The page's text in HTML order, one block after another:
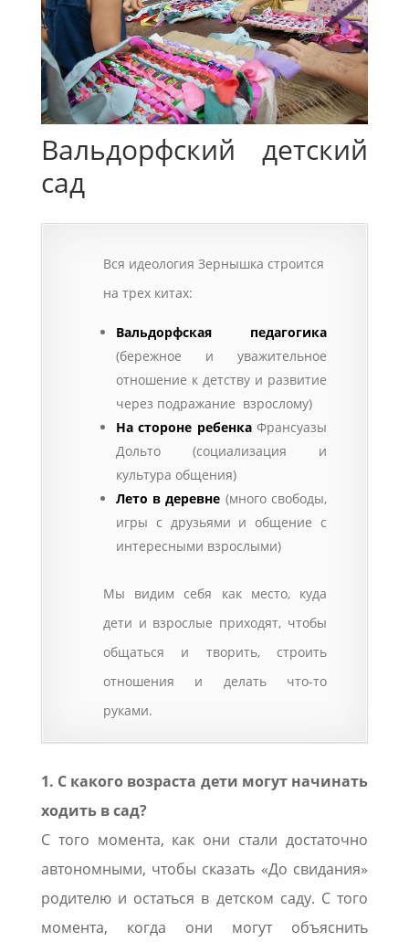
Вальдорфский детский
сад
Вся идеология Зернышка строится
на трех китах:
Вальдорфская педагогика
(бережное и уважительное
отношение к детству и развитие
через подражание взрослому)
На стороне ребенкаФрансуазы
Дольто (социализация и
культура общения)
Лето в деревне (много свободы,
игры с друзьями и общение с
интересными взрослыми)
Мы видим себя как место, куда
дети и взрослые приходят, чтобы
общаться и творить, строить
отношения и делать что-то
руками.
1. С какого возраста дети могут начинать
ходить в сад?
С того момента, как они стали достаточно
автономными, чтобы сказать «До свидания»
родителю и остаться в детском саду. С того
момента, когда они могут объяснить